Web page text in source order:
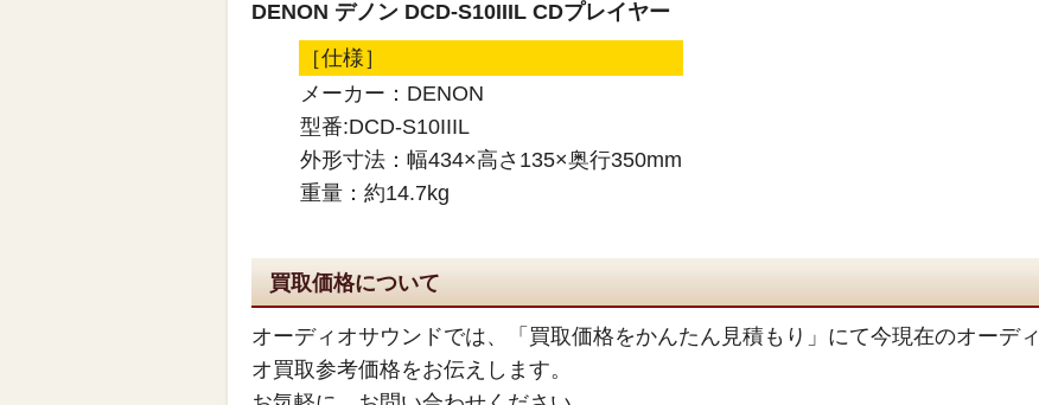
DENON デノン DCD-S10IIIL CDプレイヤー
［仕様］
メーカー：DENON
型番:DCD-S10IIIL
外形寸法：幅434×高さ135×奥行350mm
重量：約14.7kg
買取価格について
オーディオサウンドでは、「買取価格をかんたん見積もり」にて今現在のオーディ
オ買取参考価格をお伝えします。